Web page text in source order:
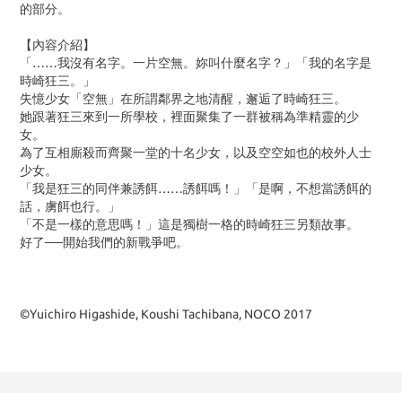
的部分。
【內容介紹】
「……我沒有名字。一片空無。妳叫什麼名字？」「我的名字是
時崎狂三。」
失憶少女「空無」在所謂鄰界之地清醒，邂逅了時崎狂三。
她跟著狂三來到一所學校，裡面聚集了一群被稱為準精靈的少
女。
為了互相廝殺而齊聚一堂的十名少女，以及空空如也的校外人士
少女。
「我是狂三的同伴兼誘餌……誘餌嗎！」「是啊，不想當誘餌的
話，虜餌也行。」
「不是一樣的意思嗎！」這是獨樹一格的時崎狂三另類故事。
好了──開始我們的新戰爭吧。
©Yuichiro Higashide, Koushi Tachibana, NOCO 2017